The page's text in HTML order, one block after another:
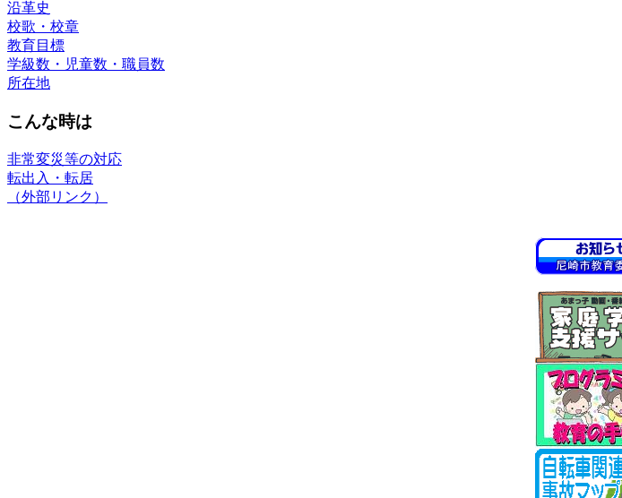
沿革史
校歌・校章
教育目標
学級数・児童数・職員数
所在地
こんな時は
非常変災等の対応
転出入・転居
（外部リンク）